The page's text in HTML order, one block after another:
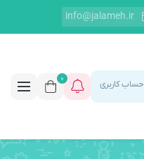
info@jalameh.ir
حساب کاربری
0